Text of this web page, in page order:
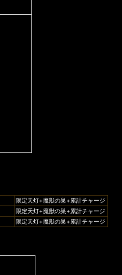
限定天灯+魔獣の巣+累計チャージ
限定天灯+魔獣の巣+累計チャージ
限定天灯+魔獣の巣+累計チャージ